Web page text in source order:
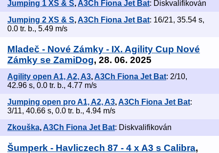
Jumping 1 XS & S, A3Ch Fiona Jet Bat: Diskvalifikován
Jumping 2 XS & S,A3Ch Fiona Jet Bat: 16/21, 35.54 s,
0.0 tr. b., 5.49 m/s
Mladeč - Nové Zámky - IX. Agility Cup Nové
Zámky se ZamiDog, 28. 06. 2025
Agility open A1, A2, A3, A3Ch Fiona Jet Bat: 2/10,
42.96 s, 0.0 tr. b., 4.77 m/s
Jumping open pro A1, A2, A3,A3Ch Fiona Jet Bat:
3/11, 40.66 s, 0.0 tr. b., 4.94 m/s
Zkouška, A3Ch Fiona Jet Bat: Diskvalifikován
Šumperk - Havliczech 87 - 4 x A3 s Calibra,